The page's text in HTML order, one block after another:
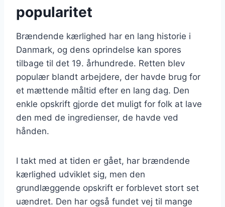
popularitet
Brændende kærlighed har en lang historie i
Danmark, og dens oprindelse kan spores
tilbage til det 19. århundrede. Retten blev
populær blandt arbejdere, der havde brug for
et mættende måltid efter en lang dag. Den
enkle opskrift gjorde det muligt for folk at lave
den med de ingredienser, de havde ved
hånden.
I takt med at tiden er gået, har brændende
kærlighed udviklet sig, men den
grundlæggende opskrift er forblevet stort set
uændret. Den har også fundet vej til mange